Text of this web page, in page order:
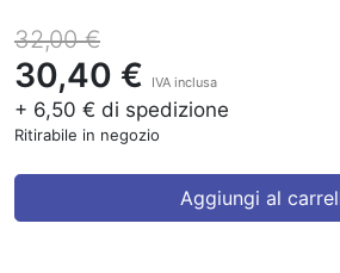
32,00 €
30,40 € IVA inclusa
+ 6,50 € di spedizione
Ritirabile in negozio
Aggiungi al